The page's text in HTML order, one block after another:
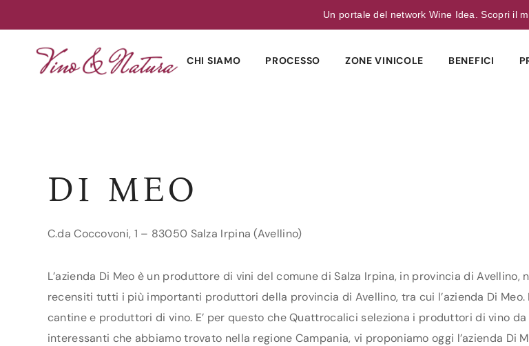
Un portale del network Wine Idea. Scopri il
CHI SIAMO PROCESSO ZONE VINICOLE BENEFICI
DI MEO
C.da Coccovoni, 1 – 83050 Salza Irpina (Avellino)
L’azienda Di Meo è un produttore di vini del comune di Salza Irpina, in provincia di
recensiti tutti i più importanti produttori della provincia di Avellino, tra cui l’azienda Di
cantine e produttori di vino. E’ per questo che Quattrocalici seleziona i produttori di vino
interessanti che abbiamo trovato nella regione Campania, vi proponiamo oggi l’azienda